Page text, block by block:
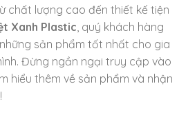
chất lượng cao đến thiết kế tiện
Xanh Plastic , quý khách hàng
sản phẩm tốt nhất cho gia
Đừng ngần ngại truy cập vào
hiểu thêm về sản phẩm và nhận